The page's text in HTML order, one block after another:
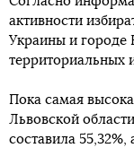
активности
Украины и городе
территориальных
Пока самая
Львовской
составила